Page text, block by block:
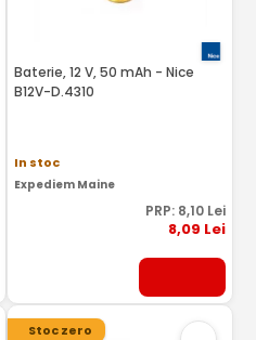
Baterie, 12 V, 50 mAh - Nice
B12V-D.4310
In stoc
Expediem Maine
PRP: 8,10 Lei
8,09 Lei
Stoc zero